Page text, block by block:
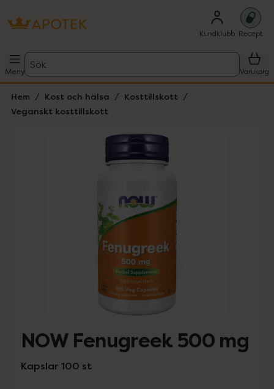
Kundklubb Recept
Meny
Sök
Varukorg
Hem Kost och hälsa
Kosttillskott
Veganskt kosttillskott
Lista: . Innehåller 1 objekt.
NOW Fenugreek 500 mg
Kapslar 100 st